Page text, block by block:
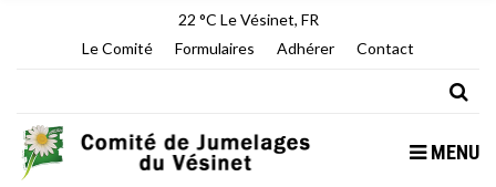
22 °C Le Vésinet, FR
Le Comité
Formulaires Adhérer Contact
MENU